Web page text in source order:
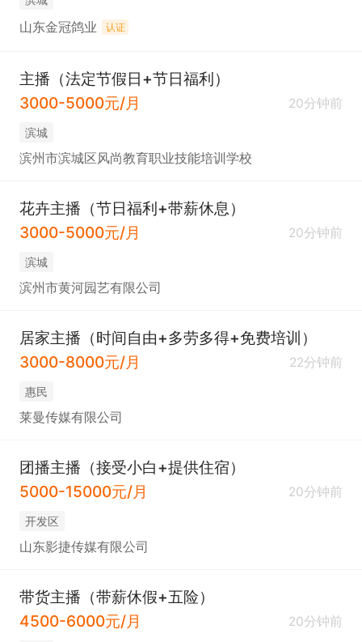
山东金冠鸽业 认证
主播（法定节假日+节日福利）
3000-5000元/月
20分钟前
滨城
滨州市滨城区风尚教育职业技能培训学校
花卉主播（节日福利+带薪休息）
3000-5000元/月
20分钟前
滨城
滨州市黄河园艺有限公司
居家主播（时间自由+多劳多得+免费培训）
3000-8000元/月
22分钟前
惠民
莱曼传媒有限公司
团播主播（接受小白+提供住宿）
5000-15000元/月
20分钟前
开发区
山东影捷传媒有限公司
带货主播（带薪休假+五险）
4500-6000元/月
20分钟前